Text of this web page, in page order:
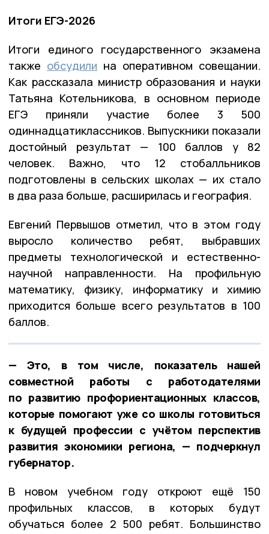
Итоги ЕГЭ-2026
Итоги единого государственного экзамена
также обсудили на оперативном совещании.
Как рассказала министр образования и науки
Татьяна Котельникова, в основном периоде
ЕГЭ приняли участие более 3 500
одиннадцатиклассников. Выпускники показали
достойный результат — 100 баллов у 82
человек. Важно, что 12 стобалльников
подготовлены в сельских школах — их стало
в два раза больше, расширилась и география.
Евгений Первышов отметил, что в этом году
выросло количество ребят, выбравших
предметы технологической и естественно-
научной направленности. На профильную
математику, физику, информатику и химию
приходится больше всего результатов в 100
баллов.
— Это, в том числе, показатель нашей
совместной работы с работодателями
по развитию профориентационных классов,
которые помогают уже со школы готовиться
к будущей профессии с учётом перспектив
развития экономики региона, — подчеркнул
губернатор.
В новом учебном году откроют ещё 150
профильных классов, в которых будут
обучаться более 2 500 ребят. Большинство